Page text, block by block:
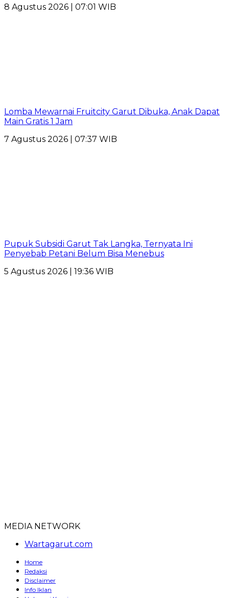
8 Agustus 2026 | 07:01 WIB
Lomba Mewarnai Fruitcity Garut Dibuka, Anak Dapat
Main Gratis 1 Jam
7 Agustus 2026 | 07:37 WIB
Pupuk Subsidi Garut Tak Langka, Ternyata Ini
Penyebab Petani Belum Bisa Menebus
5 Agustus 2026 | 19:36 WIB
MEDIA NETWORK
Wartagarut.com
Home
Redaksi
Disclaimer
Info Iklan